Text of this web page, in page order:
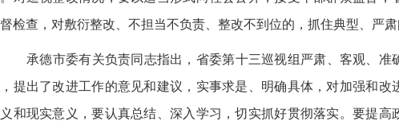
检查，对敷衍整改、不担当不负责、整改不到位的，抓住典型、严肃
承德市委有关负责同志指出，省委第十三巡视组严肃、客观、准
提出了改进工作的意见和建议，实事求是、明确具体，对加强和改
和现实意义，要认真总结、深入学习，切实抓好贯彻落实。要提高